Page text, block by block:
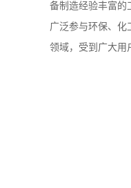
备制造经验丰富的
广泛参与环保、化
领域，受到广大用